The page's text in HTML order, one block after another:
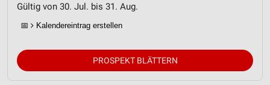
Gültig von 30. Jul. bis 31. Aug.
📅 Kalendereintrag erstellen
PROSPEKT BLÄTTERN